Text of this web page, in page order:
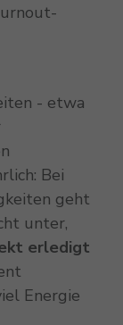
- etwa
Bei
geht
unter,
erledigt
Energie